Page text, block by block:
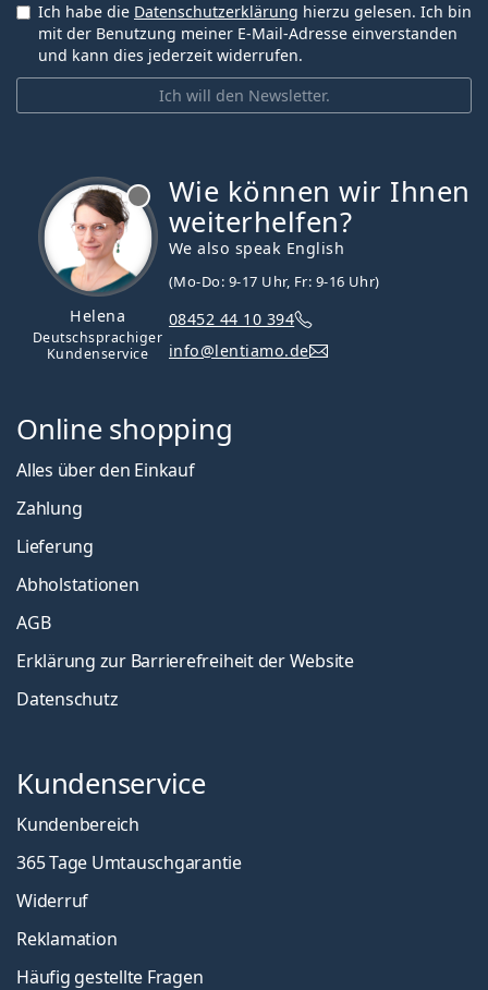
Ich will den Newsletter.
Ich habe die Datenschutzerklärung hierzu gelesen. Ich bin
mit der Benutzung meiner E-Mail-Adresse einverstanden
und kann dies jederzeit widerrufen.
Helena
Deutschsprachiger
Kundenservice
Wie können wir Ihnen
weiterhelfen?
We also speak English
(Mo-Do: 9-17 Uhr, Fr: 9-16 Uhr)
08452 44 10 394
info@lentiamo.de
Online shopping
Alles über den Einkauf
Zahlung
Lieferung
Abholstationen
AGB
Erklärung zur Barrierefreiheit der Website
Datenschutz
Kundenservice
Kundenbereich
365 Tage Umtauschgarantie
Widerruf
Reklamation
Häufig gestellte Fragen